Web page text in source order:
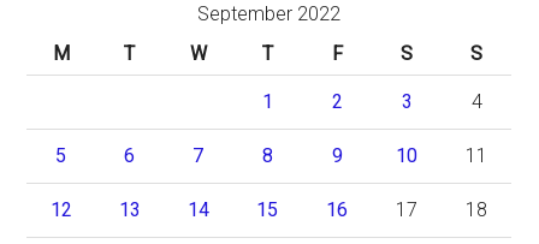
September 2022
M
T W T F S S
1 2 3 4
5 6 7 8 9 10 11
12 13 14 15 16 17 18